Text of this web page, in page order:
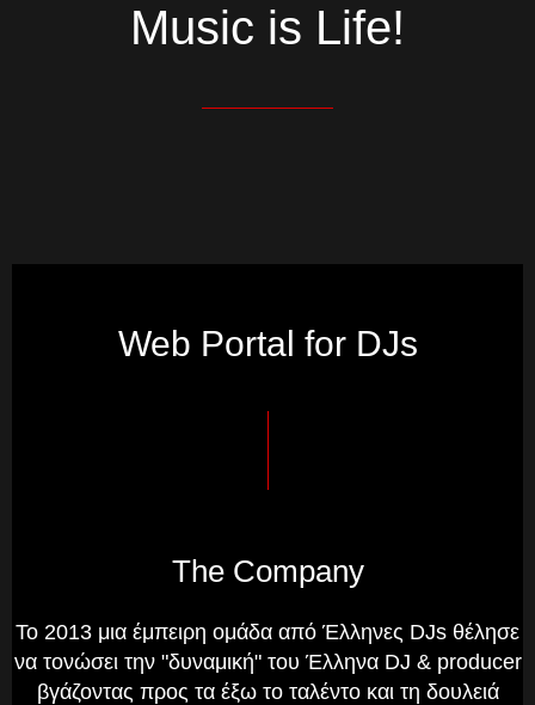
Music is Life!
Web Portal for DJs
The Company
To 2013 μια έμπειρη ομάδα από Έλληνες DJs θέλησε
να τονώσει την "δυναμική" του Έλληνα DJ & producer
βγάζοντας προς τα έξω το ταλέντο και τη δουλειά